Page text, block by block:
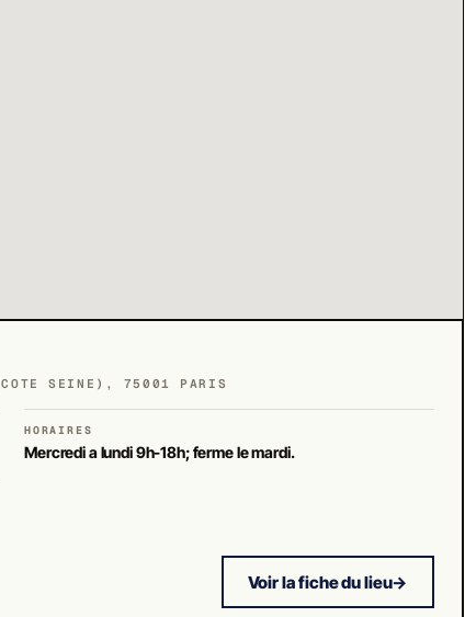
SEINE), 75001 PARIS
HORAIRES
Mercredi a lundi 9h-18h; ferme le mardi.
Voir la fiche du lieu→